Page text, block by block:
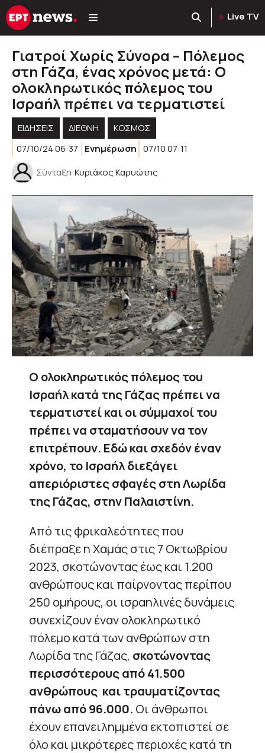
Μετάβαση
σε
Live TV
Γιατροί Χωρίς Σύνορα – Πόλεμος
στη Γάζα, ένας χρόνος μετά: Ο
ολοκληρωτικός πόλεμος του
Ισραήλ πρέπει να τερματιστεί
ΕΙΔΗΣΕΙΣ ΔΙΕΘΝΗ
ΚΌΣΜΟΣ
07/10/24 06:37
Ενημέρωση 07/10 07:11
Σύνταξη Κυριάκος Καρυώτης
Ο ολοκληρωτικός πόλεμος του
Ισραήλ κατά της Γάζας πρέπει να
τερματιστεί και οι σύμμαχοί του
πρέπει να σταματήσουν να τον
επιτρέπουν. Εδώ και σχεδόν έναν
χρόνο, το Ισραήλ διεξάγει
απεριόριστες σφαγές στη Λωρίδα
της Γάζας, στην Παλαιστίνη.
Από τις φρικαλεότητες που
διέπραξε η Χαμάς στις 7 Οκτωβρίου
2023, σκοτώνοντας έως και 1.200
ανθρώπους και παίρνοντας περίπου
250 ομήρους, οι ισραηλινές δυνάμεις
συνεχίζουν έναν ολοκληρωτικό
πόλεμο κατά των ανθρώπων στη
Λωρίδα της Γάζας, σκοτώνοντας
περισσότερους από 41.500
ανθρώπους και τραυματίζοντας
πάνω από 96.000. Οι άνθρωποι
έχουν επανειλημμένα εκτοπιστεί σε
όλο και μικρότερες περιοχές κατά τη